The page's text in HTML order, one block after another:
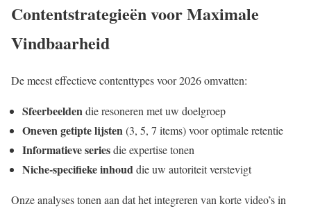
Contentstrategieën voor Maximale
Vindbaarheid
De meest effectieve contenttypes voor 2026 omvatten:
Sfeerbeeldendie resoneren met uw doelgroep
Oneven getipte lijsten(3, 5, 7 items) voor optimale retentie
Informatieve seriesdie expertise tonen
Niche-specifieke inhouddie uw autoriteit verstevigt
Onze analyses tonen aan dat het integreren van korte video’s in